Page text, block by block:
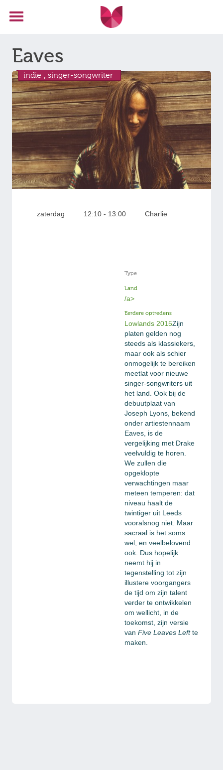
Eaves
indie , singer-songwriter
zaterdag 12:10 - 13:00 Charlie
Type
Land
/a>
Eerdere optredens
Lowlands 2015Zijn
platen gelden nog
steeds als klassiekers,
maar ook als schier
onmogelijk te bereiken
meetlat voor nieuwe
singer-songwriters uit
het land. Ook bij de
debuutplaat van
Joseph Lyons, bekend
onder artiestennaam
Eaves, is de
vergelijking met Drake
veelvuldig te horen.
We zullen die
opgeklopte
verwachtingen maar
meteen temperen: dat
niveau haalt de
twintiger uit Leeds
vooralsnog niet. Maar
sacraal is het soms
wel, en veelbelovend
ook. Dus hopelijk
neemt hij in
tegenstelling tot zijn
illustere voorgangers
de tijd om zijn talent
verder te ontwikkelen
om wellicht, in de
toekomst, zijn versie
van Five Leaves Leftte
maken.